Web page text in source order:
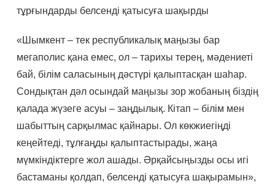
тұрғындарды белсенді қатысуға шақырды
«Шымкент – тек республикалық маңызы бар
мегаполис қана емес, ол – тарихы терең, мәдениеті
бай, білім саласының дәстүрі қалыптасқан шаһар.
Сондықтан дәл осындай маңызы зор жобаның біздің
қалада жүзеге асуы – заңдылық. Кітап – білім мен
шабыттың сарқылмас қайнары. Ол көкжиегіңді
кеңейтеді, тұлғаңды қалыптастырады, жаңа
мүмкіндіктерге жол ашады. Әрқайсыңызды осы игі
бастаманы қолдап, белсенді қатысуға шақырамын»,